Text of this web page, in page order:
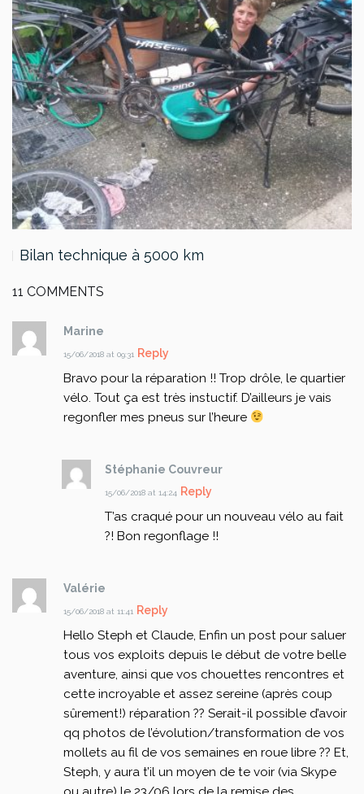
Bilan technique à 5000 km
11 COMMENTS
Marine
15/06/2018 at 09:31 Reply
Bravo pour la réparation !! Trop drôle, le quartier
vélo. Tout ça est très instuctif. D’ailleurs je vais
regonfler mes pneus sur l’heure
Stéphanie Couvreur
15/06/2018 at 14:24 Reply
T’as craqué pour un nouveau vélo au fait
?! Bon regonflage !!
Valérie
15/06/2018 at 11:41 Reply
Hello Steph et Claude, Enfin un post pour saluer
tous vos exploits depuis le début de votre belle
aventure, ainsi que vos chouettes rencontres et
cette incroyable et assez sereine (après coup
sûrement!) réparation ?? Serait-il possible d’avoir
qq photos de l’évolution/transformation de vos
mollets au fil de vos semaines en roue libre ?? Et,
Steph, y aura t’il un moyen de te voir (via Skype